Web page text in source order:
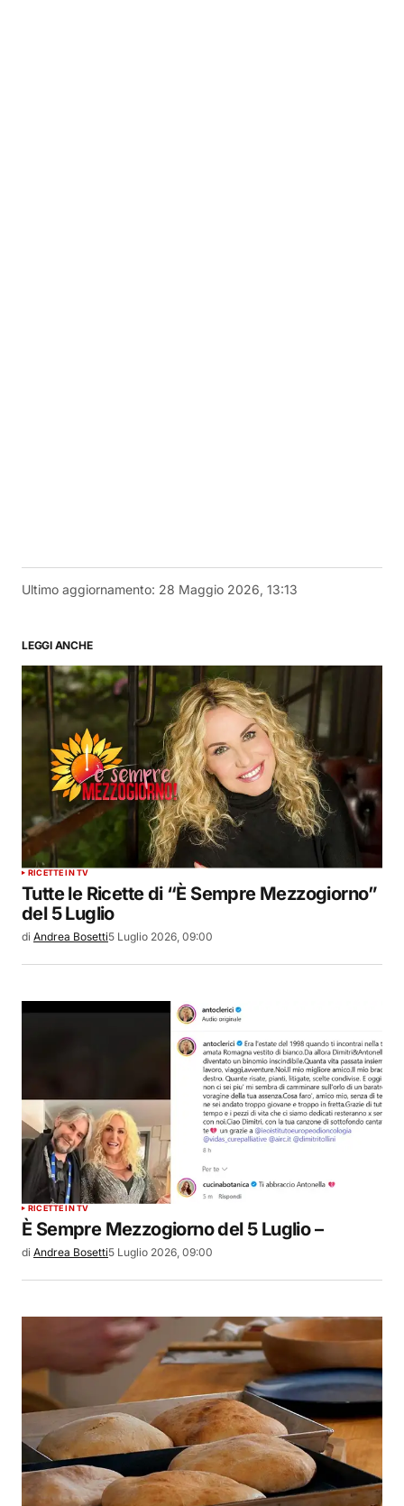
Ultimo aggiornamento: 28 Maggio 2026, 13:13
LEGGI ANCHE
RICETTE IN TV
Tutte le Ricette di “È Sempre Mezzogiorno”
del 5 Luglio
di Andrea Bosetti5 Luglio 2026, 09:00
RICETTE IN TV
È Sempre Mezzogiorno del 5 Luglio –
di Andrea Bosetti5 Luglio 2026, 09:00